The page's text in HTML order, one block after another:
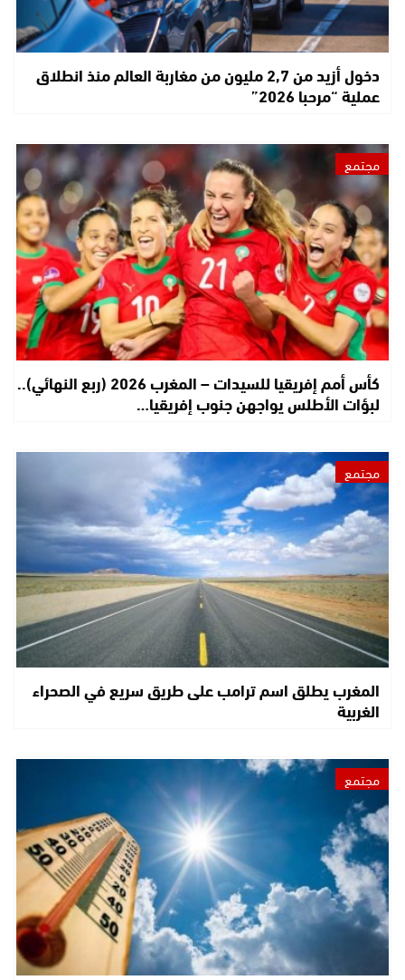
دخول أزيد من 2,7 مليون من مغاربة العالم منذ انطلاق
عملية “مرحبا 2026”
مجتمع
كأس أمم إفريقيا للسيدات – المغرب 2026 (ربع النهائي)..
لبؤات الأطلس يواجهن جنوب إفريقيا…
مجتمع
المغرب يطلق اسم ترامب على طريق سريع في الصحراء
الغربية
مجتمع